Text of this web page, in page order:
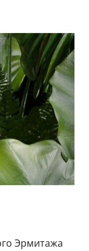
Эрмитажа